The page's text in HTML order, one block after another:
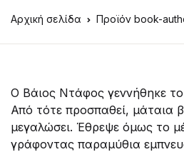
Αρχική σελίδα Προϊόν book-
Ο Βάιος Ντάφος γεννήθηκε
Από τότε προσπαθεί, μάταια
μεγαλώσει. Έθρεψε όμως το
γράφοντας παραμύθια